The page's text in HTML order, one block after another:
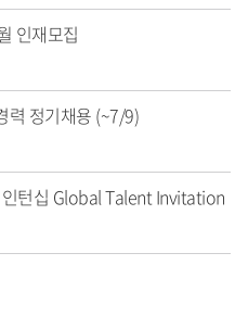
인재모집
력 정기채용 (~7/9)
턴십 Global Talent Invitation